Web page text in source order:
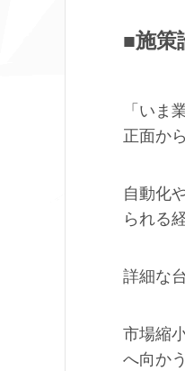
■施策
「いま
正面か
自動化
られる
詳細な
市場縮
へ向か